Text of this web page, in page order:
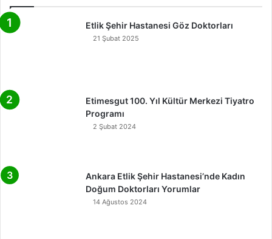
Etlik Şehir Hastanesi Göz Doktorları
21 Şubat 2025
Etimesgut 100. Yıl Kültür Merkezi Tiyatro
Programı
2 Şubat 2024
Ankara Etlik Şehir Hastanesi’nde Kadın
Doğum Doktorları Yorumlar
14 Ağustos 2024